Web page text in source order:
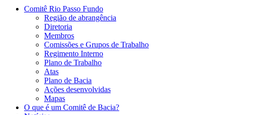
Comitê Rio Passo Fundo
Região de abrangência
Diretoria
Membros
Comissões e Grupos de Trabalho
Regimento Interno
Plano de Trabalho
Atas
Plano de Bacia
Ações desenvolvidas
Mapas
O que é um Comitê de Bacia?